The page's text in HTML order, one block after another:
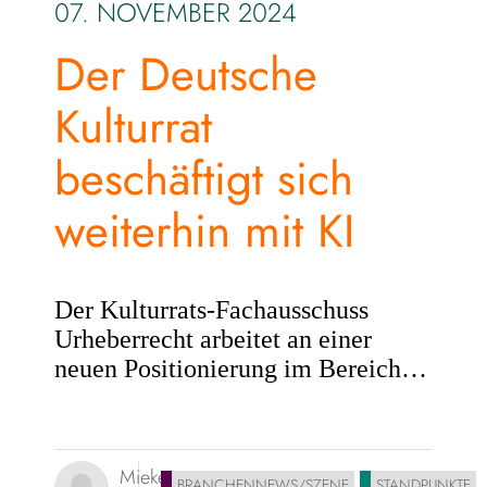
07. NOVEMBER 2024
Der Deutsche
Kulturrat
beschäftigt sich
weiterhin mit KI
Der Kulturrats-Fachausschuss
Urheberrecht arbeitet an einer
neuen Positionierung im Bereich…
Mieke